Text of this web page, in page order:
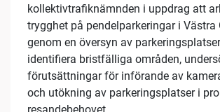
kollektivtrafiknämnden i uppdrag att
trygghet på pendelparkeringar i Västra
genom en översyn av
identifiera bristfälliga områden,
förutsättningar för införande av
och utökning av parkeringsplatser i